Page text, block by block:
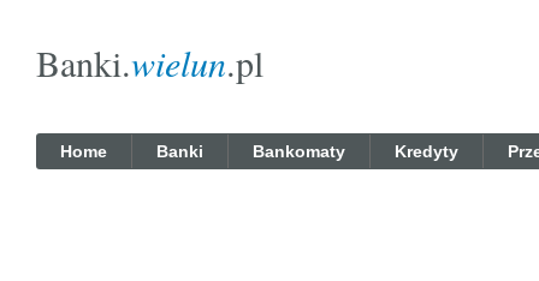
Banki.wielun.pl
Home Banki Bankomaty Kredyty